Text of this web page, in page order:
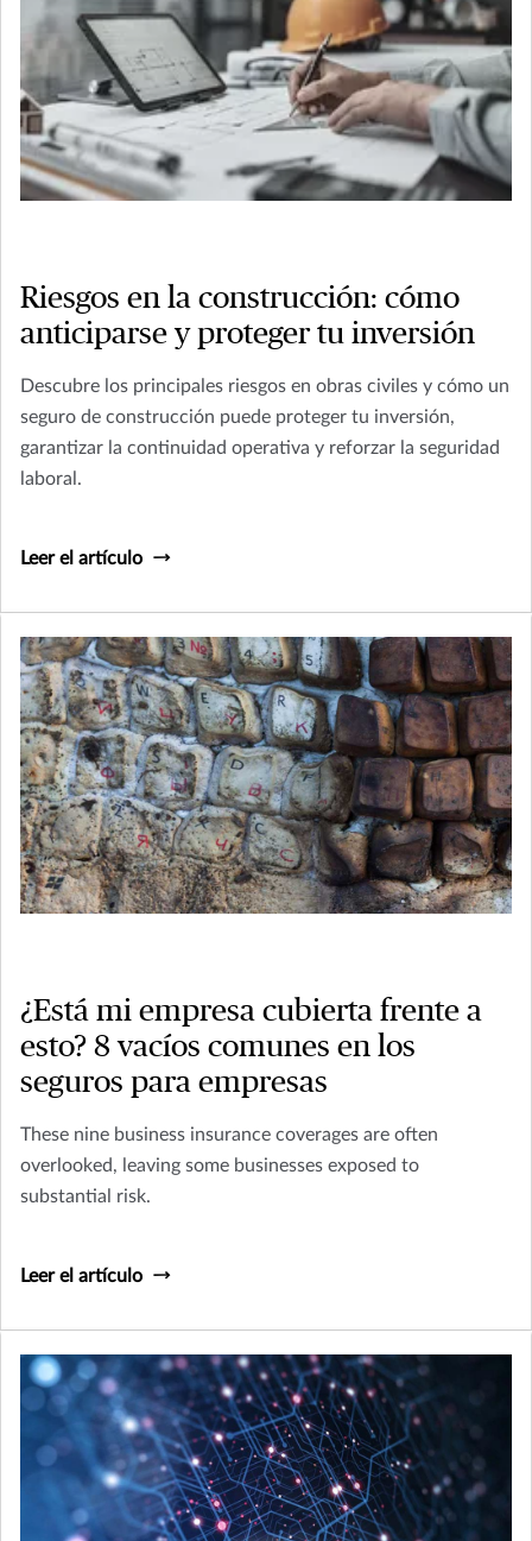
Riesgos en la construcción: cómo
anticiparse y proteger tu inversión
Descubre los principales riesgos en obras civiles y cómo un
seguro de construcción puede proteger tu inversión,
garantizar la continuidad operativa y reforzar la seguridad
laboral.
Leer el artículo
¿Está mi empresa cubierta frente a
esto? 8 vacíos comunes en los
seguros para empresas
These nine business insurance coverages are often
overlooked, leaving some businesses exposed to
substantial risk.
Leer el artículo